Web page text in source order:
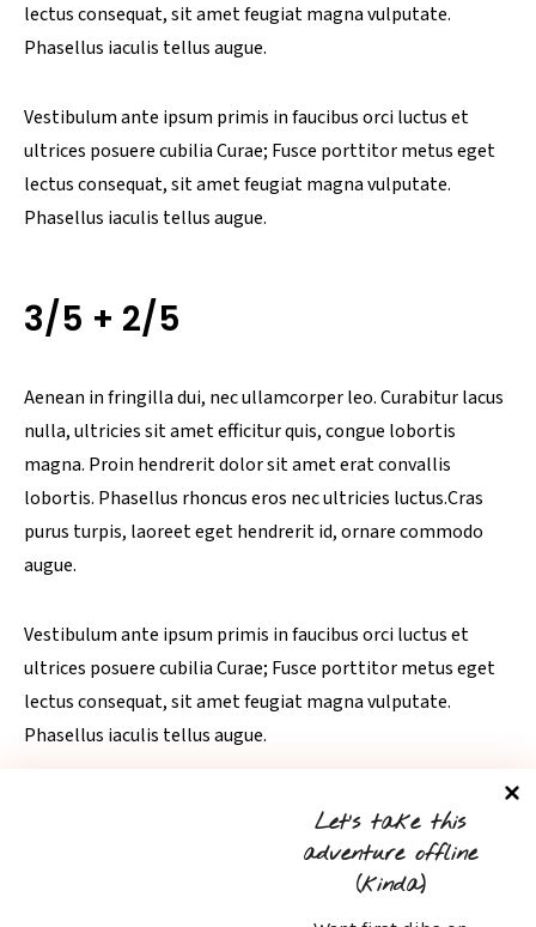
lectus consequat, sit amet feugiat magna vulputate.
Phasellus iaculis tellus augue.
Vestibulum ante ipsum primis in faucibus orci luctus et
ultrices posuere cubilia Curae; Fusce porttitor metus eget
lectus consequat, sit amet feugiat magna vulputate.
Phasellus iaculis tellus augue.
3/5 + 2/5
Aenean in fringilla dui, nec ullamcorper leo. Curabitur lacus
nulla, ultricies sit amet efficitur quis, congue lobortis
magna. Proin hendrerit dolor sit amet erat convallis
lobortis. Phasellus rhoncus eros nec ultricies luctus.Cras
purus turpis, laoreet eget hendrerit id, ornare commodo
augue.
Vestibulum ante ipsum primis in faucibus orci luctus et
ultrices posuere cubilia Curae; Fusce porttitor metus eget
lectus consequat, sit amet feugiat magna vulputate.
Phasellus iaculis tellus augue.
Let’s take this
adventure offline
(kinda)